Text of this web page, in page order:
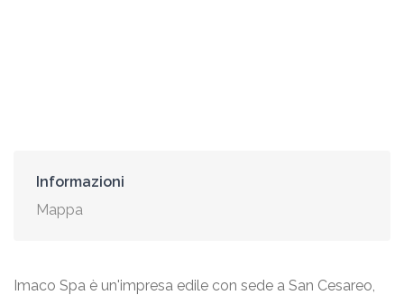
Informazioni
Mappa
Imaco Spa è un'impresa edile con sede a San Cesareo,